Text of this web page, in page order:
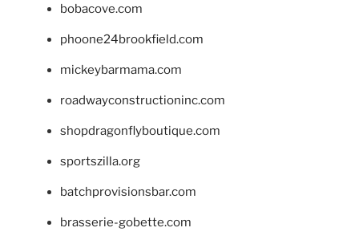
bobacove.com
phoone24brookfield.com
mickeybarmama.com
roadwayconstructioninc.com
shopdragonflyboutique.com
sportszilla.org
batchprovisionsbar.com
brasserie-gobette.com